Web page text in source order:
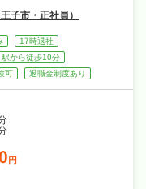
子市・正社員）
17時退社
駅から徒歩10分
可 退職金制度あり
円